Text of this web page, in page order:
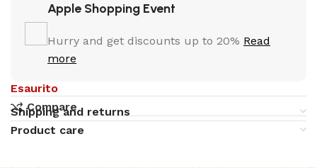
Apple Shopping Event
Hurry and get discounts up to 20% Read
more
Esaurito
Compare
Shipping and returns
Product care